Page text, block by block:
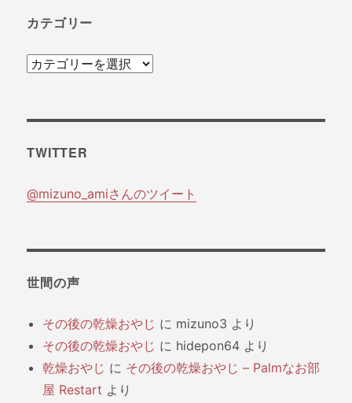
カテゴリー
カ
ー
TWITTER
@mizuno_amiさんのツイート
世間の声
その後の乾燥おやじ に mizuno3 より
その後の乾燥おやじ に hidepon64 より
乾燥おやじ に その後の乾燥おやじ – Palmなお部
屋 Restart より